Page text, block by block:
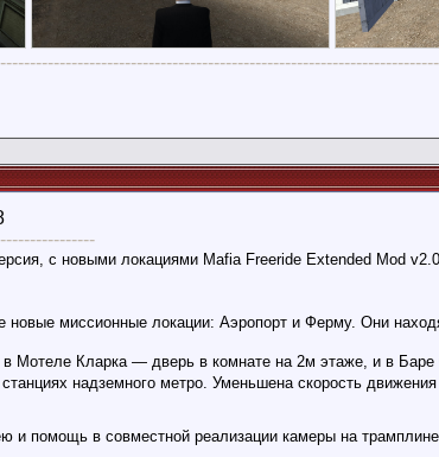
с новыми локациями Mafia Freeride Extended Mod
новые миссионные локации: Аэропорт и Ферму. Они
в Мотеле Кларка — дверь в комнате на 2м этаже, и в
надземного метро. Уменьшена скорость
и помощь в совместной реализации камеры на